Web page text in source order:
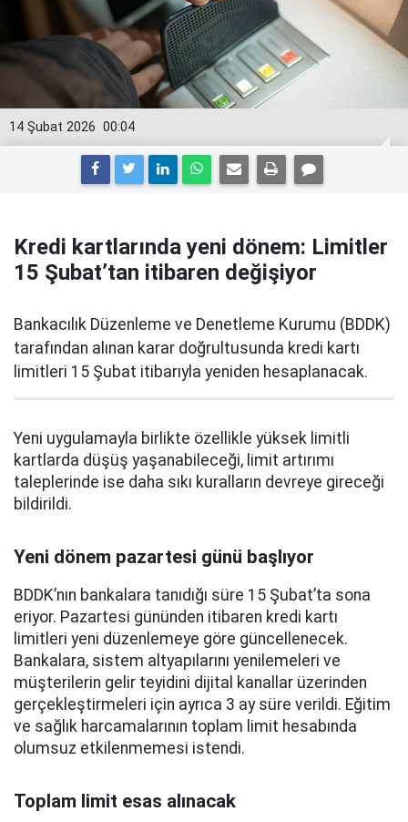
00:04
14 Şubat 2026
Kredi kartlarında yeni dönem: Limitler
15 Şubat’tan itibaren değişiyor
Bankacılık Düzenleme ve Denetleme Kurumu (BDDK)
tarafından alınan karar doğrultusunda kredi kartı
limitleri 15 Şubat itibarıyla yeniden hesaplanacak.
Yeni uygulamayla birlikte özellikle yüksek limitli
kartlarda düşüş yaşanabileceği, limit artırımı
taleplerinde ise daha sıkı kuralların devreye gireceği
bildirildi.
Yeni dönem pazartesi günü başlıyor
BDDK’nın bankalara tanıdığı süre 15 Şubat’ta sona
eriyor. Pazartesi gününden itibaren kredi kartı
limitleri yeni düzenlemeye göre güncellenecek.
Bankalara, sistem altyapılarını yenilemeleri ve
müşterilerin gelir teyidini dijital kanallar üzerinden
gerçekleştirmeleri için ayrıca 3 ay süre verildi. Eğitim
ve sağlık harcamalarının toplam limit hesabında
olumsuz etkilenmemesi istendi.
Toplam limit esas alınacak